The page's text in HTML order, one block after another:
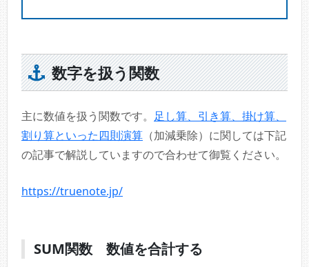
数字を扱う関数
主に数値を扱う関数です。 足し算、引き算、掛け算、
割り算といった四則演算 （加減乗除）に関しては下記
の記事で解説していますので合わせて御覧ください。
https://truenote.jp/
SUM関数 数値を合計する